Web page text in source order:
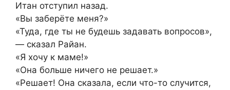
Итан отступил назад.
«Вы заберёте меня?»
«Туда, где ты не будешь задавать вопросов»,
— сказал Райан.
«Я хочу к маме!»
«Она больше ничего не решает.»
«Решает! Она сказала, если что-то случится,